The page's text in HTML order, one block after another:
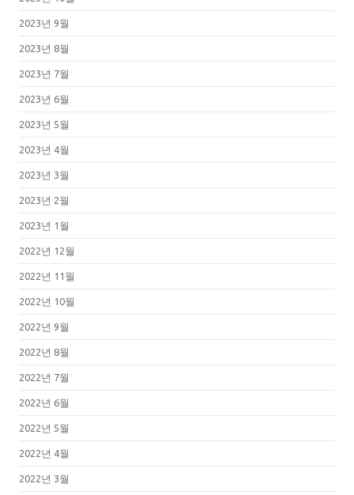
2023년 9월
2023년 8월
2023년 7월
2023년 6월
2023년 5월
2023년 4월
2023년 3월
2023년 2월
2023년 1월
2022년 12월
2022년 11월
2022년 10월
2022년 9월
2022년 8월
2022년 7월
2022년 6월
2022년 5월
2022년 4월
2022년 3월